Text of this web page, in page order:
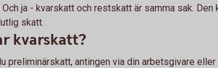
ja - kvarskatt och restskatt är samma sak. Den
skatt.
kvarskatt?
preliminärskatt, antingen via din arbetsgivare